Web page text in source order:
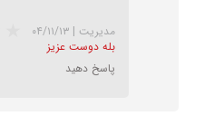
مدیریت | ۰۴/۱۱/۱۳
بله دوست عزیز
پاسخ دهید